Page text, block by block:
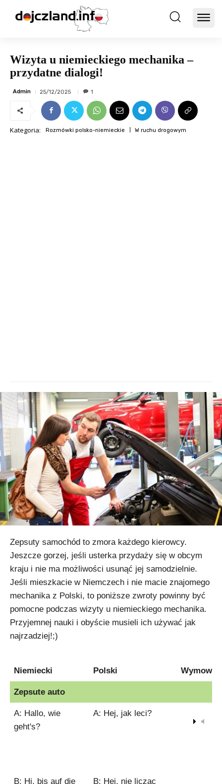
Wizyta u niemieckiego mechanika –
przydatne dialogi!
Admin 25/12/2025 1
Kategoria: Rozmówki polsko-niemieckie W ruchu drogowym
Zepsuty samochód to zmora każdego kierowcy.
Jeszcze gorzej, jeśli usterka przydaży się w obcym
kraju i nie ma możliwości usunąć jej samodzielnie.
Jeśli mieszkacie w Niemczech i nie macie znajomego
mechanika z Polski, to poniższe zwroty powinny być
pomocne podczas wizyty u niemieckiego mechanika.
Przyjemnej nauki i obyście musieli ich używać jak
najrzadziej!;)
Niemiecki Polski
Wymowa
Niemiecki
Zepsute auto
A: Hallo, wie
geht's?
A: Hej, jak leci?
B: Hi, bis auf die
B: Hej, nie licząc